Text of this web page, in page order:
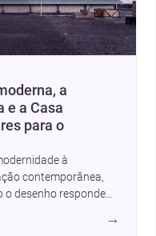
a
e a Casa
para o
à
contemporânea,
desenho responde
arquitetos, são
mais humanos,
→